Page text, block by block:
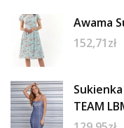
Awama
152,71zł
Sukienka
TEAM